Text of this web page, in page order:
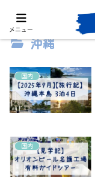
沖縄
国内
国内
メニュー